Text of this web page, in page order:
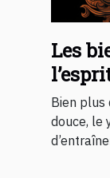
Les
Bien plus
douce, le